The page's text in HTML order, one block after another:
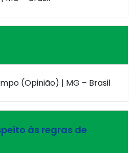
(Opinião) | MG – Brasil
ás regras de